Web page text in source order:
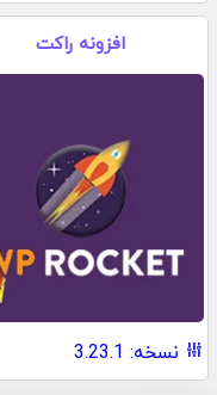
افزونه راکت
نسخه: 3.23.1